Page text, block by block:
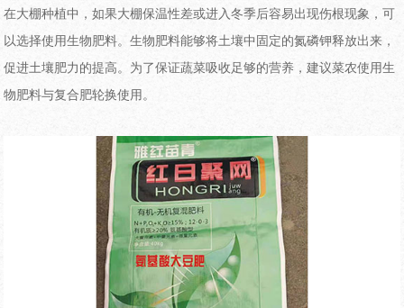
在大棚种植中，如果大棚保温性差或进入冬季后容易出现伤根现象，可
以选择使用生物肥料。生物肥料能够将土壤中固定的氮磷钾释放出来，
促进土壤肥力的提高。为了保证蔬菜吸收足够的营养，建议菜农使用生
物肥料与复合肥轮换使用。